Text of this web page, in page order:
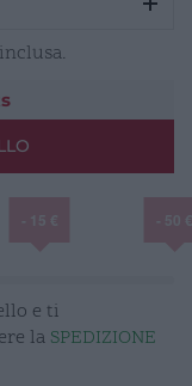
e ti
la SPEDIZIONE